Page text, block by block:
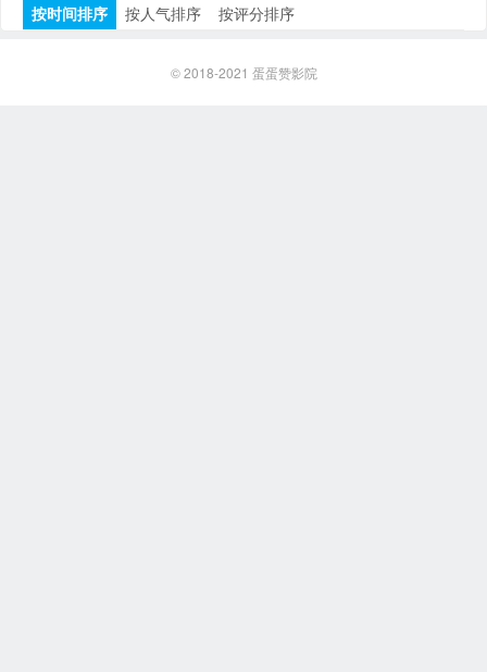
按时间排序
按人气排序 按评分排序
© 2018-2021 蛋蛋赞影院